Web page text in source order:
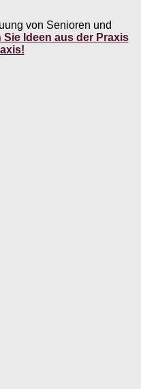
von Senioren und
Sie Ideen aus der Praxis